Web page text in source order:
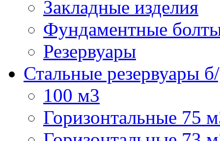
Закладные изделия
Фундаментные
Резервуары
Стальные резервуары
100 м3
Горизонтальные 75